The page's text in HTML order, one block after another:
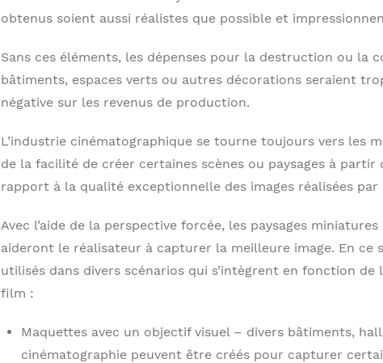
obtenus soient aussi réalistes que possible et
Sans ces éléments, les dépenses pour la destruction ou la
bâtiments, espaces verts ou autres décorations seraient
négative sur les revenus de production.
L’industrie cinématographique se tourne toujours vers les
de la facilité de créer certaines scènes ou paysages à
rapport à la qualité exceptionnelle des images réalisées par
Avec l’aide de la perspective forcée, les paysages
aideront le réalisateur à capturer la meilleure image. En ce
utilisés dans divers scénarios qui s’intègrent en fonction
film :
Maquettes avec un objectif visuel – divers bâtiments,
cinématographie peuvent être créés pour capturer